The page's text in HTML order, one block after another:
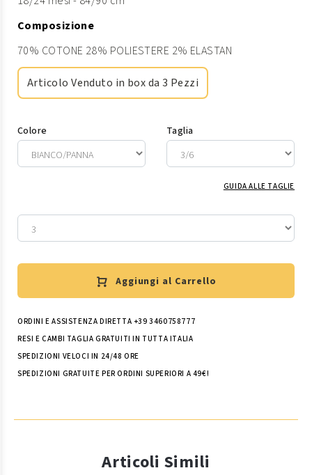
Composizione
70% COTONE 28% POLIESTERE 2% ELASTAN
Articolo Venduto in box da 3 Pezzi
Colore Taglia
GUIDA ALLE TAGLIE
Aggiungi al Carrello
ORDINI E ASSISTENZA DIRETTA +39 3460758777
RESI E CAMBI TAGLIA GRATUITI IN TUTTA ITALIA
SPEDIZIONI VELOCI IN 24/48 ORE
SPEDIZIONI GRATUITE PER ORDINI SUPERIORI A 49€!
Articoli Simili